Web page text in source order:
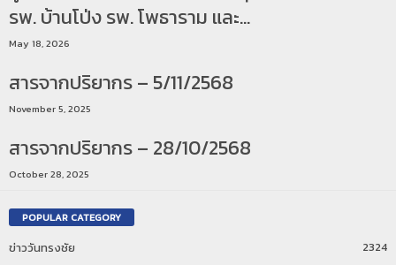
รพ. บ้านโป่ง รพ. โพธาราม และ...
May 18, 2026
สารจากปริยากร – 5/11/2568
November 5, 2025
สารจากปริยากร – 28/10/2568
October 28, 2025
POPULAR CATEGORY
ข่าววันทรงชัย
2324